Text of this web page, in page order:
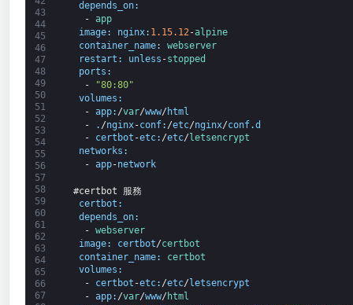
43
44
45
46
47
48
49
50
51
52
53
54
55
56
57
58
59
60
61
62
63
64
65
66
67
depends_on:
- app
image: nginx: 1.15.12-alpine
container_name:
webserver
restart : unless -stopped
ports :
-
"80:80"
volumes :
- app: /var/www/ html
-
. /nginx-conf: /etc/nginx/conf.d
-
certbot -etc: /etc/ letsencrypt
networks :
- app-network
#certbot 服務
certbot :
depends_on:
- webserver
image: certbot/certbot
container_name:
certbot
volumes :
-
certbot -etc: /etc/ letsencrypt
- app: /var/www/ html